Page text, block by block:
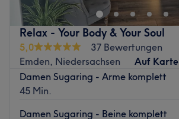
Relax - Your Body & Your Soul
5,0
37 Bewertungen
Emden, Niedersachsen
Auf
Damen Sugaring - Arme komplett
45 Min.
Damen Sugaring - Beine komplett